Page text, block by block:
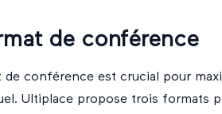
de conférence
conférence est crucial pour
Ultiplace propose trois formats